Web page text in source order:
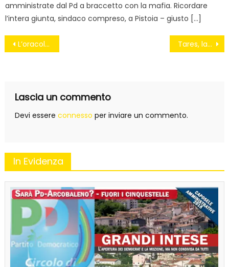
amministrate dal Pd a braccetto con la mafia. Ricordare
l’intera giunta, sindaco compreso, a Pistoia – giusto […]
Navigazione
L’oracolo della Consulta e le province eterne Tares, la petizione di Legambiente per cambiare la tassa sui rifiuti
Lascia un commento
Devi essere connesso per inviare un commento.
In Evidenza